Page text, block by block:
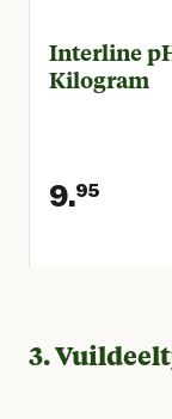
Interline
Kilogram
9.95
3.